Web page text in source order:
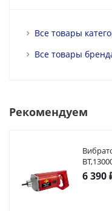
Все товары
Все товары
Рекомендуем
6 390